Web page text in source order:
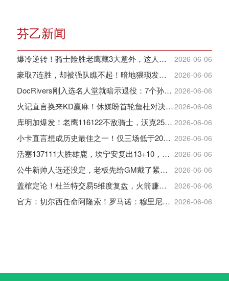
芬乙新闻
爆冷逆转！骑士险胜老鹰藏3大意外，这人彻底沦为季后赛鸡肋 2026-06-06
豪取7连胜，却被强队瞧不起！暗地猥琐发育，雷霆卫冕的劲敌来了 2026-06-06
DocRivers刚入选名人堂就暗示退役：7个孙辈等不起了 2026-06-06
火记直言换来KD赢麻！休媒盼首轮詹杜对决：湖人内部生嫌隙利火箭2026-06-06
库明加爆发！老鹰116122不敌骑士，沃克25+4+2+2，约翰逊12+11+6 2026-06-06
小卡直言想成历史最佳之一！仅三场低于20+入巅峰保底最佳三阵 2026-06-06
活塞137111大胜雄鹿，坎宁安复出13+10，杜伦21分9板 2026-06-06
公牛新帅人选还没定，老板先给GM戴了紧箍咒 2026-06-06
盖棺定论！杜兰特交易5维度复盘，火箭赚大了，太阳只赢在未来 2026-06-06
官方：切尔西任命阿隆索！罗马诺：穆里尼奥对重返皇马感到激动！ 2026-06-06